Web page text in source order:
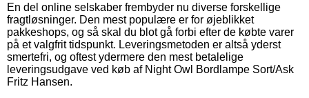
En del online selskaber frembyder nu diverse forskellige
fragtløsninger. Den mest populære er for øjeblikket
pakkeshops, og så skal du blot gå forbi efter de købte varer
på et valgfrit tidspunkt. Leveringsmetoden er altså yderst
smertefri, og oftest ydermere den mest betalelige
leveringsudgave ved køb af Night Owl Bordlampe Sort/Ask
Fritz Hansen.